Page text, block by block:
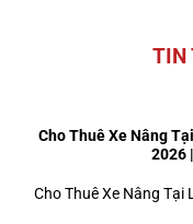
TIN
Cho Thuê Xe Nâng
2026
Cho Thuê Xe Nâng Tại